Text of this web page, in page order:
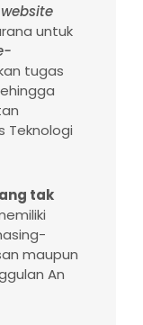
website
untuk
tugas
Teknologi
tak
maupun
An